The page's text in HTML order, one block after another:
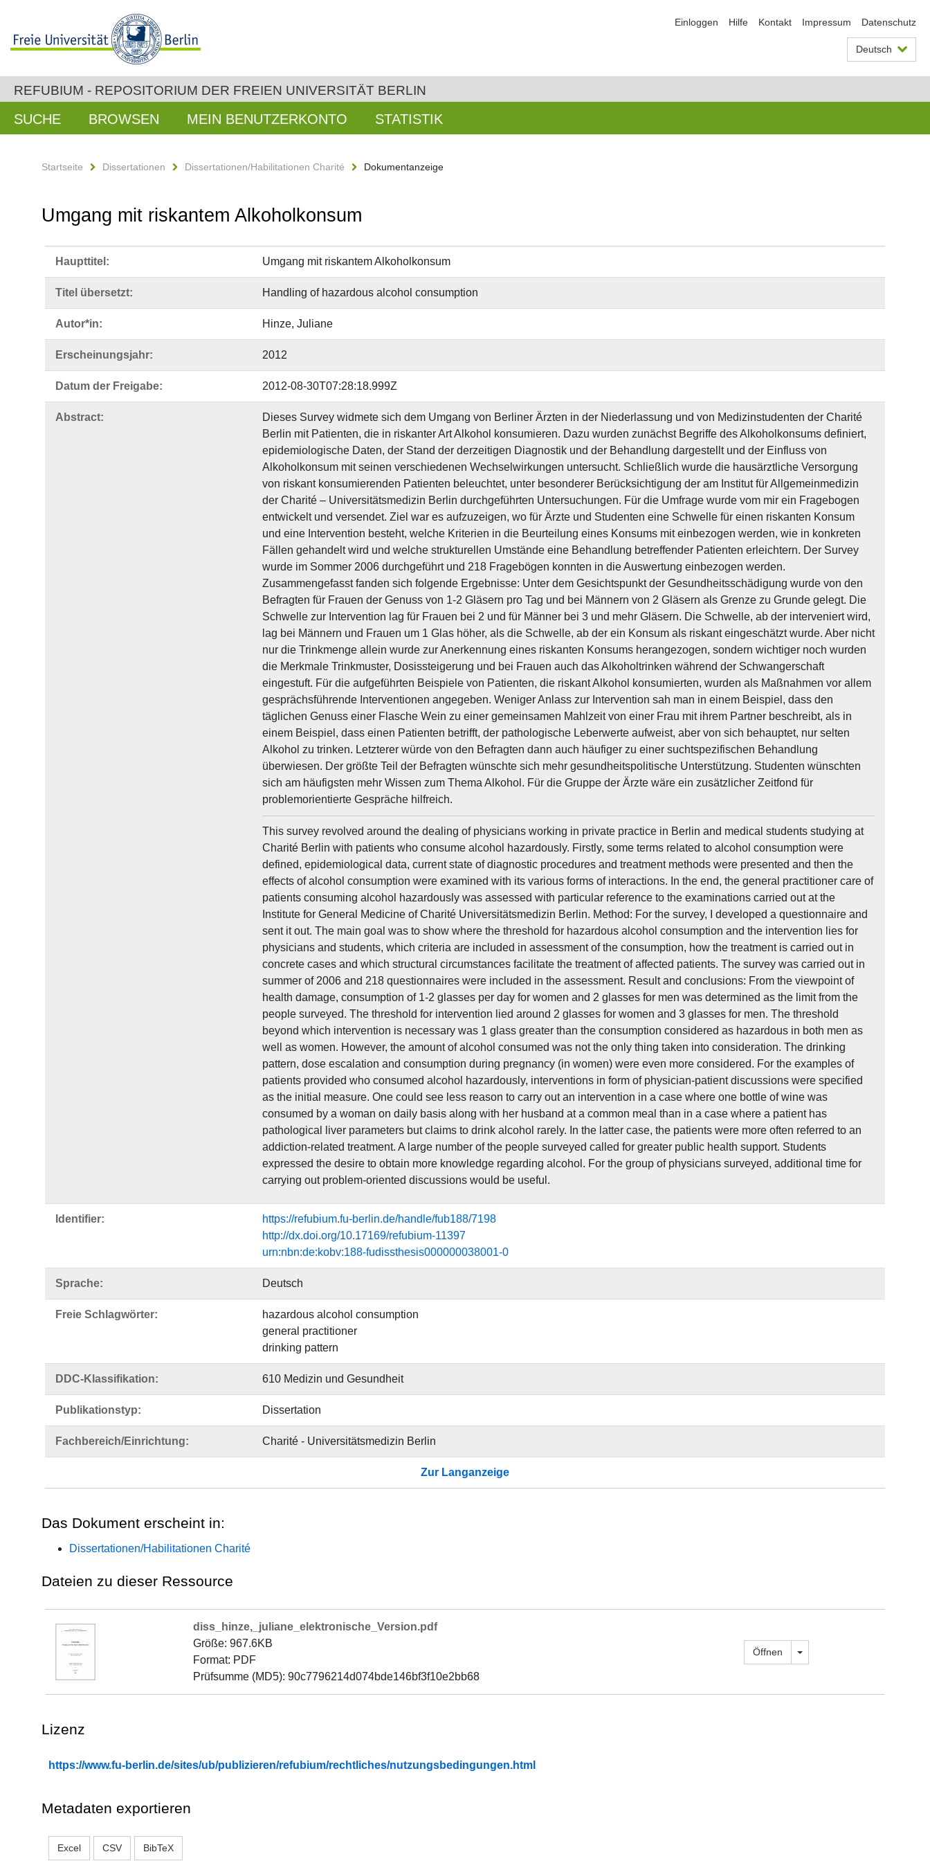
Einloggen Hilfe Kontakt Impressum Datenschutz
Deutsch
REFUBIUM - REPOSITORIUM DER FREIEN UNIVERSITÄT BERLIN
SUCHE BROWSEN MEIN BENUTZERKONTO STATISTIK
Startseite Dissertationen Dissertationen/Habilitationen Charité Dokumentanzeige
Umgang mit riskantem Alkoholkonsum
Haupttitel: Umgang mit riskantem Alkoholkonsum
Titel übersetzt: Handling of hazardous alcohol consumption
Autor*in: Hinze, Juliane
Erscheinungsjahr: 2012
Datum der Freigabe: 2012-08-30T07:28:18.999Z
Abstract:
Dieses Survey widmete sich dem Umgang von Berliner Ärzten in der Niederlassung und von Medizinstudenten der Charité
Berlin mit Patienten, die in riskanter Art Alkohol konsumieren. Dazu wurden zunächst Begriffe des Alkoholkonsums definiert,
epidemiologische Daten, der Stand der derzeitigen Diagnostik und der Behandlung dargestellt und der Einfluss von
Alkoholkonsum mit seinen verschiedenen Wechselwirkungen untersucht. Schließlich wurde die hausärztliche Versorgung
von riskant konsumierenden Patienten beleuchtet, unter besonderer Berücksichtigung der am Institut für Allgemeinmedizin
der Charité – Universitätsmedizin Berlin durchgeführten Untersuchungen. Für die Umfrage wurde vom mir ein Fragebogen
entwickelt und versendet. Ziel war es aufzuzeigen, wo für Ärzte und Studenten eine Schwelle für einen riskanten Konsum
und eine Intervention besteht, welche Kriterien in die Beurteilung eines Konsums mit einbezogen werden, wie in konkreten
Fällen gehandelt wird und welche strukturellen Umstände eine Behandlung betreffender Patienten erleichtern. Der Survey
wurde im Sommer 2006 durchgeführt und 218 Fragebögen konnten in die Auswertung einbezogen werden.
Zusammengefasst fanden sich folgende Ergebnisse: Unter dem Gesichtspunkt der Gesundheitsschädigung wurde von den
Befragten für Frauen der Genuss von 1-2 Gläsern pro Tag und bei Männern von 2 Gläsern als Grenze zu Grunde gelegt. Die
Schwelle zur Intervention lag für Frauen bei 2 und für Männer bei 3 und mehr Gläsern. Die Schwelle, ab der interveniert wird,
lag bei Männern und Frauen um 1 Glas höher, als die Schwelle, ab der ein Konsum als riskant eingeschätzt wurde. Aber nicht
nur die Trinkmenge allein wurde zur Anerkennung eines riskanten Konsums herangezogen, sondern wichtiger noch wurden
die Merkmale Trinkmuster, Dosissteigerung und bei Frauen auch das Alkoholtrinken während der Schwangerschaft
eingestuft. Für die aufgeführten Beispiele von Patienten, die riskant Alkohol konsumierten, wurden als Maßnahmen vor allem
gesprächsführende Interventionen angegeben. Weniger Anlass zur Intervention sah man in einem Beispiel, dass den
täglichen Genuss einer Flasche Wein zu einer gemeinsamen Mahlzeit von einer Frau mit ihrem Partner beschreibt, als in
einem Beispiel, dass einen Patienten betrifft, der pathologische Leberwerte aufweist, aber von sich behauptet, nur selten
Alkohol zu trinken. Letzterer würde von den Befragten dann auch häufiger zu einer suchtspezifischen Behandlung
überwiesen. Der größte Teil der Befragten wünschte sich mehr gesundheitspolitische Unterstützung. Studenten wünschten
sich am häufigsten mehr Wissen zum Thema Alkohol. Für die Gruppe der Ärzte wäre ein zusätzlicher Zeitfond für
problemorientierte Gespräche hilfreich.
This survey revolved around the dealing of physicians working in private practice in Berlin and medical students studying at
Charité Berlin with patients who consume alcohol hazardously. Firstly, some terms related to alcohol consumption were
defined, epidemiological data, current state of diagnostic procedures and treatment methods were presented and then the
effects of alcohol consumption were examined with its various forms of interactions. In the end, the general practitioner care of
patients consuming alcohol hazardously was assessed with particular reference to the examinations carried out at the
Institute for General Medicine of Charité Universitätsmedizin Berlin. Method: For the survey, I developed a questionnaire and
sent it out. The main goal was to show where the threshold for hazardous alcohol consumption and the intervention lies for
physicians and students, which criteria are included in assessment of the consumption, how the treatment is carried out in
concrete cases and which structural circumstances facilitate the treatment of affected patients. The survey was carried out in
summer of 2006 and 218 questionnaires were included in the assessment. Result and conclusions: From the viewpoint of
health damage, consumption of 1-2 glasses per day for women and 2 glasses for men was determined as the limit from the
people surveyed. The threshold for intervention lied around 2 glasses for women and 3 glasses for men. The threshold
beyond which intervention is necessary was 1 glass greater than the consumption considered as hazardous in both men as
well as women. However, the amount of alcohol consumed was not the only thing taken into consideration. The drinking
pattern, dose escalation and consumption during pregnancy (in women) were even more considered. For the examples of
patients provided who consumed alcohol hazardously, interventions in form of physician-patient discussions were specified
as the initial measure. One could see less reason to carry out an intervention in a case where one bottle of wine was
consumed by a woman on daily basis along with her husband at a common meal than in a case where a patient has
pathological liver parameters but claims to drink alcohol rarely. In the latter case, the patients were more often referred to an
addiction-related treatment. A large number of the people surveyed called for greater public health support. Students
expressed the desire to obtain more knowledge regarding alcohol. For the group of physicians surveyed, additional time for
carrying out problem-oriented discussions would be useful.
Identifier:
https://refubium.fu-berlin.de/handle/fub188/7198
http://dx.doi.org/10.17169/refubium-11397
urn:nbn:de:kobv:188-fudissthesis000000038001-0
Sprache: Deutsch
Freie Schlagwörter:
hazardous alcohol consumption
general practitioner
drinking pattern
DDC-Klassifikation: 610 Medizin und Gesundheit
Publikationstyp: Dissertation
Fachbereich/Einrichtung: Charité - Universitätsmedizin Berlin
Zur Langanzeige
Das Dokument erscheint in:
Dissertationen/Habilitationen Charité
Dateien zu dieser Ressource
diss_hinze,_juliane_elektronische_Version.pdf
Größe: 967.6KB
Format: PDF
Prüfsumme (MD5): 90c7796214d074bde146bf3f10e2bb68
Öffnen Dropdown öffnen
Lizenz
https://www.fu-berlin.de/sites/ub/publizieren/refubium/rechtliches/nutzungsbedingungen.html
Metadaten exportieren
Excel CSV BibTeX